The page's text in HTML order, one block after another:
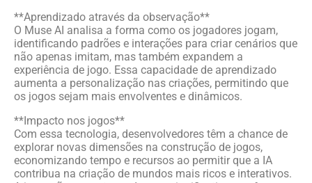
**Aprendizado através da observação**
O Muse AI analisa a forma como os jogadores jogam,
identificando padrões e interações para criar cenários que
não apenas imitam, mas também expandem a
experiência de jogo. Essa capacidade de aprendizado
aumenta a personalização nas criações, permitindo que
os jogos sejam mais envolventes e dinâmicos.
**Impacto nos jogos**
Com essa tecnologia, desenvolvedores têm a chance de
explorar novas dimensões na construção de jogos,
economizando tempo e recursos ao permitir que a IA
contribua na criação de mundos mais ricos e interativos.